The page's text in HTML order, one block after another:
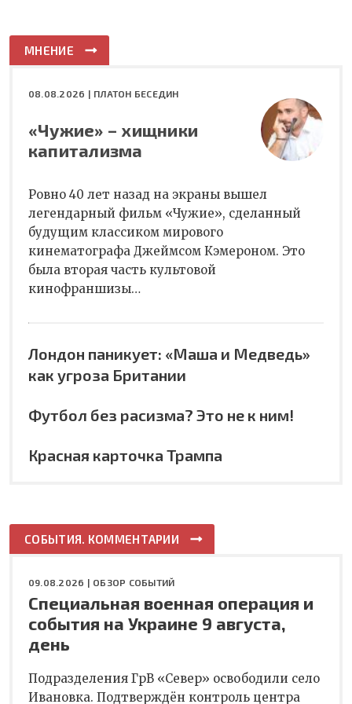
МНЕНИЕ
08.08.2026 | ПЛАТОН БЕСЕДИН
«Чужие» – хищники
капитализма
Ровно 40 лет назад на экраны вышел
легендарный фильм «Чужие», сделанный
будущим классиком мирового
кинематографа Джеймсом Кэмероном. Это
была вторая часть культовой
кинофраншизы…
Лондон паникует: «Маша и Медведь»
как угроза Британии
Футбол без расизма? Это не к ним!
Красная карточка Трампа
СОБЫТИЯ. КОММЕНТАРИИ
09.08.2026 | ОБЗОР СОБЫТИЙ
Специальная военная операция и
события на Украине 9 августа,
день
Подразделения ГрВ «Север» освободили село
Ивановка. Подтверждён контроль центра